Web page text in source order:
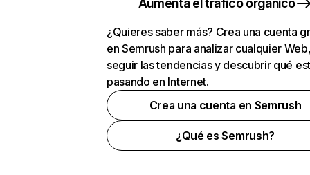
Aumenta el tráfico orgánico
¿Quieres saber más? Crea una cuenta
en Semrush para analizar cualquier
seguir las tendencias y descubrir qué
pasando en Internet.
Crea una cuenta en Semrush
¿Qué es Semrush?